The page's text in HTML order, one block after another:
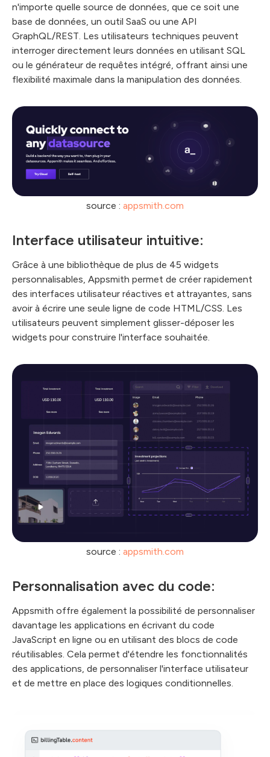
n'importe quelle source de données, que ce soit une
base de données, un outil SaaS ou une API
GraphQL/REST. Les utilisateurs techniques peuvent
interroger directement leurs données en utilisant SQL
ou le générateur de requêtes intégré, offrant ainsi une
flexibilité maximale dans la manipulation des données.
source : appsmith.com
Interface utilisateur intuitive:
Grâce à une bibliothèque de plus de 45 widgets
personnalisables, Appsmith permet de créer rapidement
des interfaces utilisateur réactives et attrayantes, sans
avoir à écrire une seule ligne de code HTML/CSS. Les
utilisateurs peuvent simplement glisser-déposer les
widgets pour construire l'interface souhaitée.
source : appsmith.com
Personnalisation avec du code:
Appsmith offre également la possibilité de personnaliser
davantage les applications en écrivant du code
JavaScript en ligne ou en utilisant des blocs de code
réutilisables. Cela permet d'étendre les fonctionnalités
des applications, de personnaliser l'interface utilisateur
et de mettre en place des logiques conditionnelles.